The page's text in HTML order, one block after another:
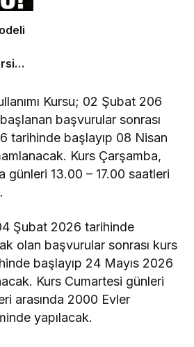
Kursu; 02 Şubat 206
başvurular sonrası
tarihinde başlayıp 08 Nisan
Kurs Çarşamba,
günleri 13.00 – 17.00 saatleri
Şubat 2026 tarihinde
olan başvurular sonrası kurs
başlayıp 24 Mayıs 2026
Kurs Cumartesi günleri
arasında 2000 Evler
yapılacak.